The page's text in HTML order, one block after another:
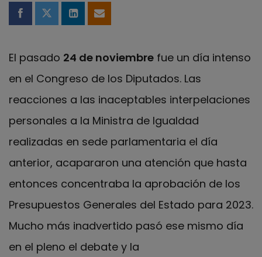
Compartir en Facebook
Compartir en Twitter
Compartir en LinkedIn
Compartir por email
El pasado 24 de noviembre fue un día intenso
en el Congreso de los Diputados. Las
reacciones a las inaceptables interpelaciones
personales a la Ministra de Igualdad
realizadas en sede parlamentaria el día
anterior, acapararon una atención que hasta
entonces concentraba la aprobación de los
Presupuestos Generales del Estado para 2023.
Mucho más inadvertido pasó ese mismo día
en el pleno el debate y la